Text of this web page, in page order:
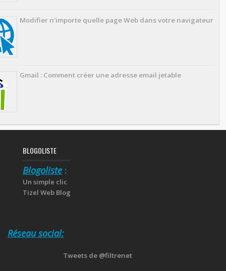
Modifier n'importe quelle page Web dans votre navigateur
Gmail : Comment créer une adresse email jetable
BLOGOLISTE
Blogoliste :
Un simple clic
Tizel Web Blog
Réseau social:
Tweets de @filtrenet